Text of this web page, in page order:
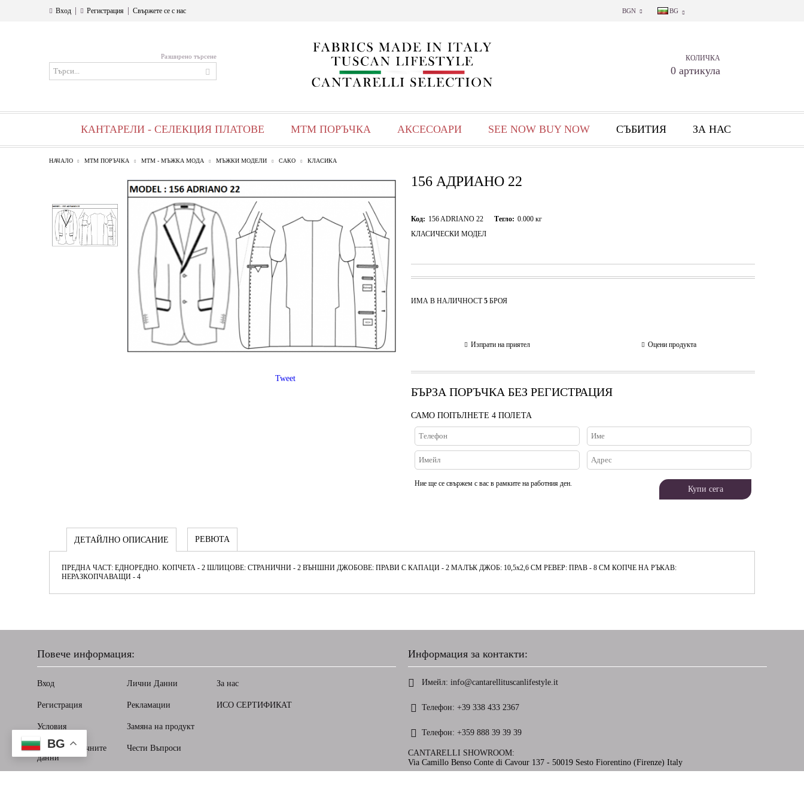
Вход Регистрация Свържете се с нас BGN BG
Разширено търсене КОЛИЧКА
0 артикула
КАНТАРЕЛИ - СЕЛЕКЦИЯ ПЛАТОВЕ МТМ ПОРЪЧКА АКСЕСОАРИ SEE NOW BUY NOW СЪБИТИЯ ЗА НАС
НАЧАЛО МТМ ПОРЪЧКА МТМ - МЪЖКА МОДА МЪЖКИ МОДЕЛИ САКО КЛАСИКА
156 АДРИАНО 22
Код: 156 ADRIANO 22 Тегло: 0.000 кг
КЛАСИЧЕСКИ МОДЕЛ
ИМА В НАЛИЧНОСТ5 БРОЯ
Изпрати на приятел Оцени продукта
БЪРЗА ПОРЪЧКА БЕЗ РЕГИСТРАЦИЯ
САМО ПОПЪЛНЕТЕ 4 ПОЛЕТА
Ние ще се свържем с вас в рамките на работния ден.
Tweet
ДЕТАЙЛНО ОПИСАНИЕ РЕВЮТА
ПРЕДНА ЧАСТ: ЕДНОРЕДНО. КОПЧЕТА - 2 ШЛИЦОВЕ: СТРАНИЧНИ - 2 ВЪНШНИ ДЖОБОВЕ: ПРАВИ С КАПАЦИ - 2 МАЛЪК ДЖОБ: 10,5х2,6 СМ РЕВЕР: ПРАВ - 8 СМ КОПЧЕ НА РЪКАВ:
НЕРАЗКОПЧАВАЩИ - 4
Повече информация:
Вход
Регистрация
Условия
Защита на личните
данни
Лични Данни
Рекламации
Замяна на продукт
Чести Въпроси
За нас
ИСО СЕРТИФИКАТ
Информация за контакти:
Имейл: info@cantarellituscanlifestyle.it
Телефон: +39 338 433 2367
Телефон: +359 888 39 39 39
CANTARELLI SHOWROOM:
Via Camillo Benso Conte di Cavour 137 - 50019 Sesto Fiorentino (Firenze) Italy
BG